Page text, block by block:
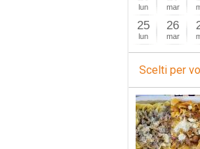
lun mar
25
lun
26
mar
Scelti per